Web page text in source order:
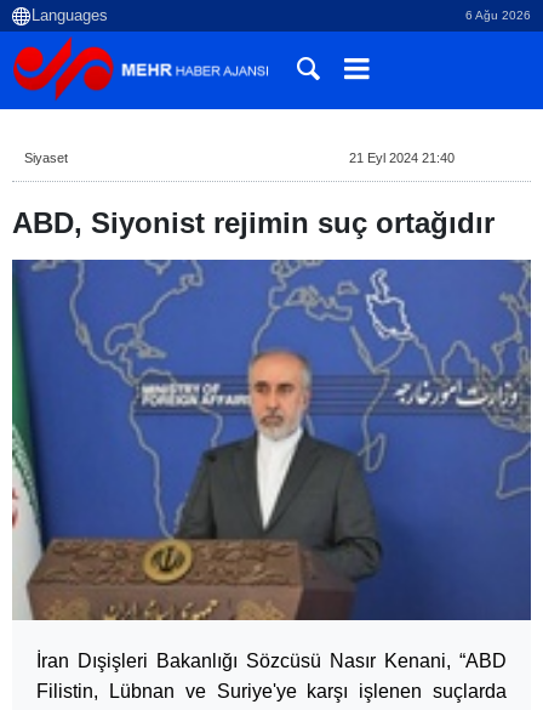
6 Ağu 2026
Siyaset 21 Eyl 2024 21:40
ABD, Siyonist rejimin suç ortağıdır
İran Dışişleri Bakanlığı Sözcüsü Nasır Kenani, “ABD
Filistin, Lübnan ve Suriye'ye karşı işlenen suçlarda